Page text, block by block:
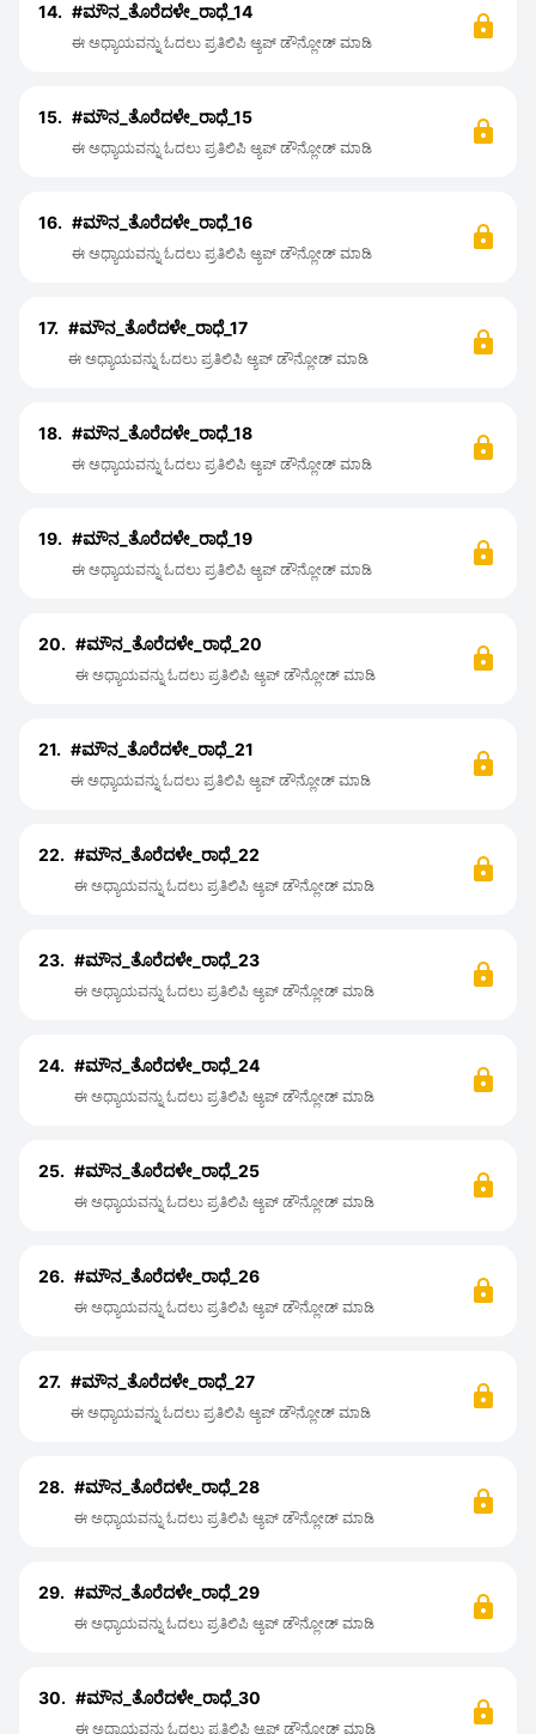
14. #ಮೌನ_ತೊರೆದಳೇ_ರಾಧೆ_14
ಈ ಅಧ್ಯಾಯವನ್ನು ಓದಲು ಪ್ರತಿಲಿಪಿ ಆ್ಯಪ್ ಡೌನ್ಲೋಡ್ ಮಾಡಿ
15. #ಮೌನ_ತೊರೆದಳೇ_ರಾಧೆ_15
ಈ ಅಧ್ಯಾಯವನ್ನು ಓದಲು ಪ್ರತಿಲಿಪಿ ಆ್ಯಪ್ ಡೌನ್ಲೋಡ್ ಮಾಡಿ
16. #ಮೌನ_ತೊರೆದಳೇ_ರಾಧೆ_16
ಈ ಅಧ್ಯಾಯವನ್ನು ಓದಲು ಪ್ರತಿಲಿಪಿ ಆ್ಯಪ್ ಡೌನ್ಲೋಡ್ ಮಾಡಿ
17. #ಮೌನ_ತೊರೆದಳೇ_ರಾಧೆ_17
ಈ ಅಧ್ಯಾಯವನ್ನು ಓದಲು ಪ್ರತಿಲಿಪಿ ಆ್ಯಪ್ ಡೌನ್ಲೋಡ್ ಮಾಡಿ
18. #ಮೌನ_ತೊರೆದಳೇ_ರಾಧೆ_18
ಈ ಅಧ್ಯಾಯವನ್ನು ಓದಲು ಪ್ರತಿಲಿಪಿ ಆ್ಯಪ್ ಡೌನ್ಲೋಡ್ ಮಾಡಿ
19. #ಮೌನ_ತೊರೆದಳೇ_ರಾಧೆ_19
ಈ ಅಧ್ಯಾಯವನ್ನು ಓದಲು ಪ್ರತಿಲಿಪಿ ಆ್ಯಪ್ ಡೌನ್ಲೋಡ್ ಮಾಡಿ
20. #ಮೌನ_ತೊರೆದಳೇ_ರಾಧೆ_20
ಈ ಅಧ್ಯಾಯವನ್ನು ಓದಲು ಪ್ರತಿಲಿಪಿ ಆ್ಯಪ್ ಡೌನ್ಲೋಡ್ ಮಾಡಿ
21. #ಮೌನ_ತೊರೆದಳೇ_ರಾಧೆ_21
ಈ ಅಧ್ಯಾಯವನ್ನು ಓದಲು ಪ್ರತಿಲಿಪಿ ಆ್ಯಪ್ ಡೌನ್ಲೋಡ್ ಮಾಡಿ
22. #ಮೌನ_ತೊರೆದಳೇ_ರಾಧೆ_22
ಈ ಅಧ್ಯಾಯವನ್ನು ಓದಲು ಪ್ರತಿಲಿಪಿ ಆ್ಯಪ್ ಡೌನ್ಲೋಡ್ ಮಾಡಿ
23. #ಮೌನ_ತೊರೆದಳೇ_ರಾಧೆ_23
ಈ ಅಧ್ಯಾಯವನ್ನು ಓದಲು ಪ್ರತಿಲಿಪಿ ಆ್ಯಪ್ ಡೌನ್ಲೋಡ್ ಮಾಡಿ
24. #ಮೌನ_ತೊರೆದಳೇ_ರಾಧೆ_24
ಈ ಅಧ್ಯಾಯವನ್ನು ಓದಲು ಪ್ರತಿಲಿಪಿ ಆ್ಯಪ್ ಡೌನ್ಲೋಡ್ ಮಾಡಿ
25. #ಮೌನ_ತೊರೆದಳೇ_ರಾಧೆ_25
ಈ ಅಧ್ಯಾಯವನ್ನು ಓದಲು ಪ್ರತಿಲಿಪಿ ಆ್ಯಪ್ ಡೌನ್ಲೋಡ್ ಮಾಡಿ
26. #ಮೌನ_ತೊರೆದಳೇ_ರಾಧೆ_26
ಈ ಅಧ್ಯಾಯವನ್ನು ಓದಲು ಪ್ರತಿಲಿಪಿ ಆ್ಯಪ್ ಡೌನ್ಲೋಡ್ ಮಾಡಿ
27. #ಮೌನ_ತೊರೆದಳೇ_ರಾಧೆ_27
ಈ ಅಧ್ಯಾಯವನ್ನು ಓದಲು ಪ್ರತಿಲಿಪಿ ಆ್ಯಪ್ ಡೌನ್ಲೋಡ್ ಮಾಡಿ
28. #ಮೌನ_ತೊರೆದಳೇ_ರಾಧೆ_28
ಈ ಅಧ್ಯಾಯವನ್ನು ಓದಲು ಪ್ರತಿಲಿಪಿ ಆ್ಯಪ್ ಡೌನ್ಲೋಡ್ ಮಾಡಿ
29. #ಮೌನ_ತೊರೆದಳೇ_ರಾಧೆ_29
ಈ ಅಧ್ಯಾಯವನ್ನು ಓದಲು ಪ್ರತಿಲಿಪಿ ಆ್ಯಪ್ ಡೌನ್ಲೋಡ್ ಮಾಡಿ
30. #ಮೌನ_ತೊರೆದಳೇ_ರಾಧೆ_30
ಈ ಅಧ್ಯಾಯವನ್ನು ಓದಲು ಪ್ರತಿಲಿಪಿ ಆ್ಯಪ್ ಡೌನ್ಲೋಡ್ ಮಾಡಿ